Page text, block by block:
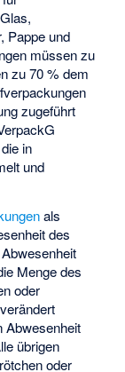
Pappe und
müssen zu
zu 70 % dem
zugeführt
in
und
als
des
Menge des
oder
Abwesenheit
übrigen
oder